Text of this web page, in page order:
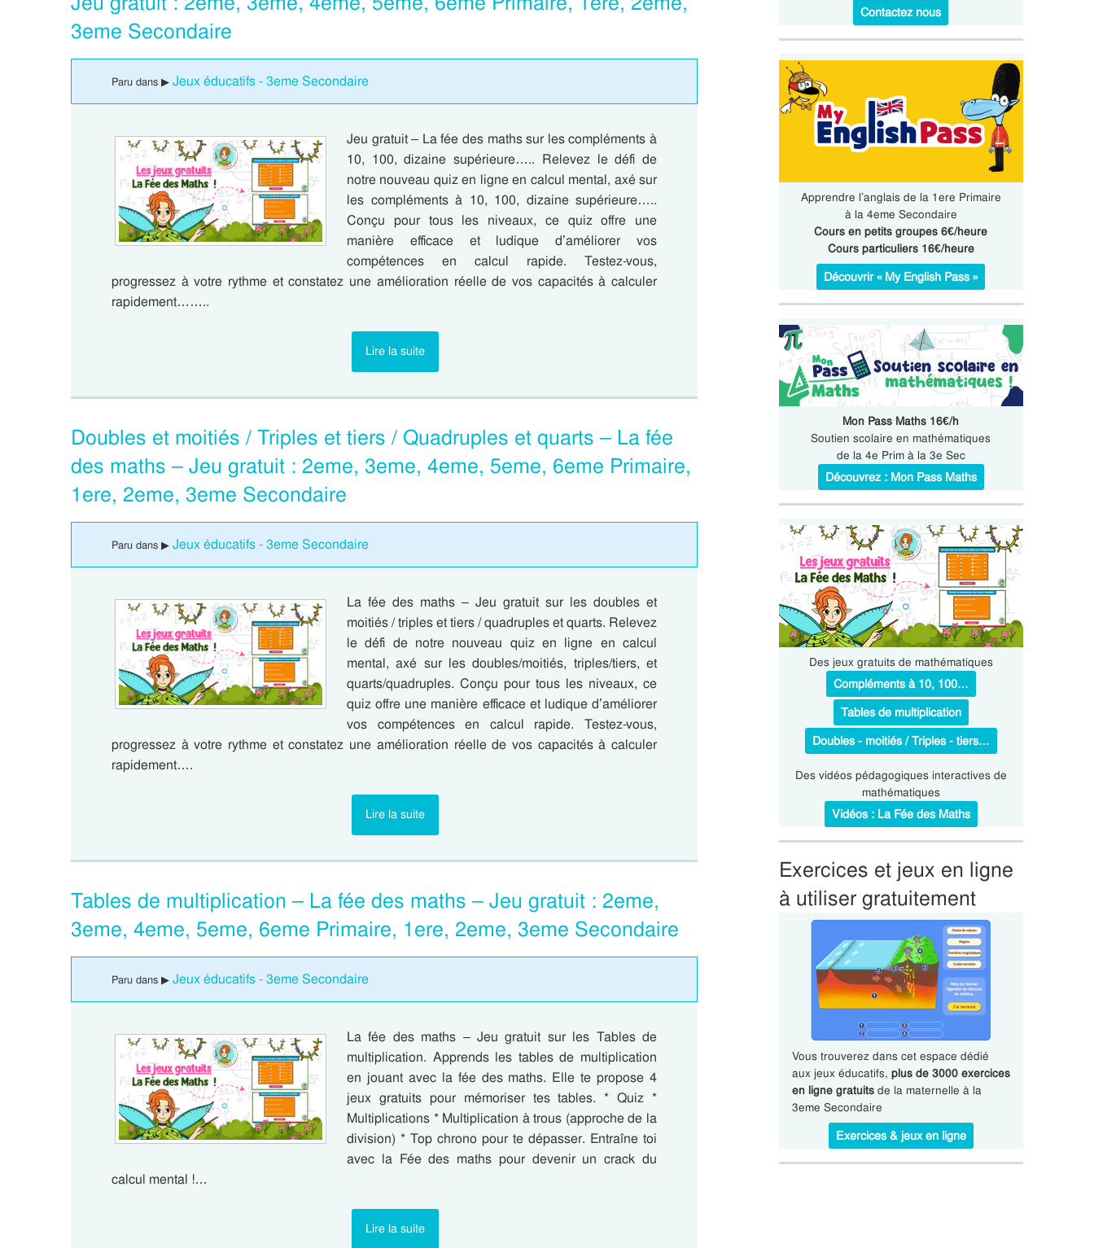
3eme Secondaire
Paru dans ▶ Jeux éducatifs - 3eme Secondaire
Jeu gratuit – La fée des maths sur les compléments à
10, 100, dizaine supérieure….. Relevez le défi de
notre nouveau quiz en ligne en calcul mental, axé sur
les compléments à 10, 100, dizaine supérieure…..
Conçu pour tous les niveaux, ce quiz offre une
manière efficace et ludique d’améliorer vos
compétences en calcul rapide. Testez-vous,
progressez à votre rythme et constatez une amélioration réelle de vos capacités à calculer
rapidement……..
Lire la suite
Doubles et moitiés / Triples et tiers / Quadruples et quarts – La fée
des maths – Jeu gratuit : 2eme, 3eme, 4eme, 5eme, 6eme Primaire,
1ere, 2eme, 3eme Secondaire
Paru dans ▶ Jeux éducatifs - 3eme Secondaire
La fée des maths – Jeu gratuit sur les doubles et
moitiés / triples et tiers / quadruples et quarts. Relevez
le défi de notre nouveau quiz en ligne en calcul
mental, axé sur les doubles/moitiés, triples/tiers, et
quarts/quadruples. Conçu pour tous les niveaux, ce
quiz offre une manière efficace et ludique d’améliorer
vos compétences en calcul rapide. Testez-vous,
progressez à votre rythme et constatez une amélioration réelle de vos capacités à calculer
rapidement….
Lire la suite
Tables de multiplication – La fée des maths – Jeu gratuit : 2eme,
3eme, 4eme, 5eme, 6eme Primaire, 1ere, 2eme, 3eme Secondaire
Paru dans ▶ Jeux éducatifs - 3eme Secondaire
La fée des maths – Jeu gratuit sur les Tables de
multiplication. Apprends les tables de multiplication
en jouant avec la fée des maths. Elle te propose 4
jeux gratuits pour mémoriser tes tables. * Quiz *
Multiplications * Multiplication à trous (approche de la
division) * Top chrono pour te dépasser. Entraîne toi
avec la Fée des maths pour devenir un crack du
calcul mental !…
Lire la suite
Contactez nous
Apprendre l’anglais de la 1ere Primaire
à la 4eme Secondaire
Cours en petits groupes 6€/heure
Cours particuliers 16€/heure
Découvrir « My English Pass »
Mon Pass Maths 16€/h
Soutien scolaire en mathématiques
de la 4e Prim à la 3e Sec
Découvrez : Mon Pass Maths
Des jeux gratuits de mathématiques
Compléments à 10, 100…
Tables de multiplication
Doubles - moitiés / Triples - tiers…
Des vidéos pédagogiques interactives de
mathématiques
Vidéos : La Fée des Maths
Exercices et jeux en ligne
à utiliser gratuitement
Vous trouverez dans cet espace dédié
aux jeux éducatifs, plus de 3000 exercices
en ligne gratuitsde la maternelle à la
3eme Secondaire
Exercices & jeux en ligne